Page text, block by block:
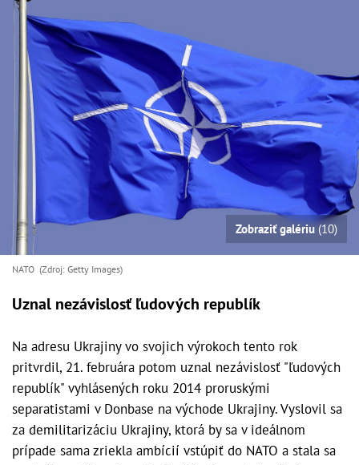
Zobraziť galériu (10)
NATO (Zdroj: Getty Images)
Uznal nezávislosť ľudových republík
Na adresu Ukrajiny vo svojich výrokoch tento rok
pritvrdil, 21. februára potom uznal nezávislosť "ľudových
republík" vyhlásených roku 2014 proruskými
separatistami v Donbase na východe Ukrajiny. Vyslovil sa
za demilitarizáciu Ukrajiny, ktorá by sa v ideálnom
prípade sama zriekla ambícií vstúpiť do NATO a stala sa